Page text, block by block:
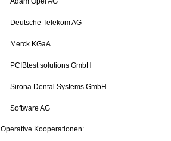
Deutsche Telekom AG
Merck KGaA
PCIBtest solutions GmbH
Sirona Dental Systems GmbH
Software AG
Operative Kooperationen: